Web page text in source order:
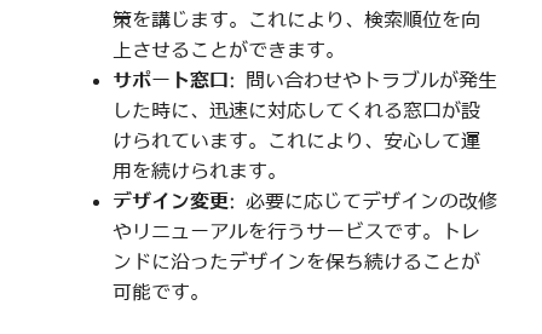
策を講じます。これにより、検索順位を向
上させることができます。
サポート窓口 : 問い合わせやトラブルが発生
した時に、迅速に対応してくれる窓口が設
けられています。これにより、安心して運
用を続けられます。
デザイン変更: 必要に応じてデザインの改修
やリニューアルを行うサービスです。トレ
ンドに沿ったデザインを保ち続けることが
可能です。